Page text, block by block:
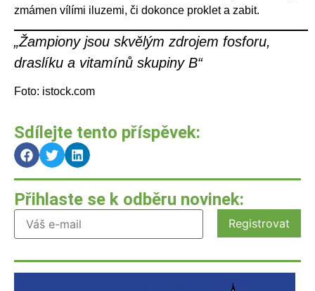
zmámen vílími iluzemi, či dokonce proklet a zabit.
„Žampiony jsou skvělým zdrojem fosforu,
draslíku a vitamínů skupiny B“
Foto: istock.com
Sdílejte tento příspěvek:
Přihlaste se k odběru novinek: